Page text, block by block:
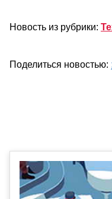
Новость из рубрики:
Поделиться новостью: